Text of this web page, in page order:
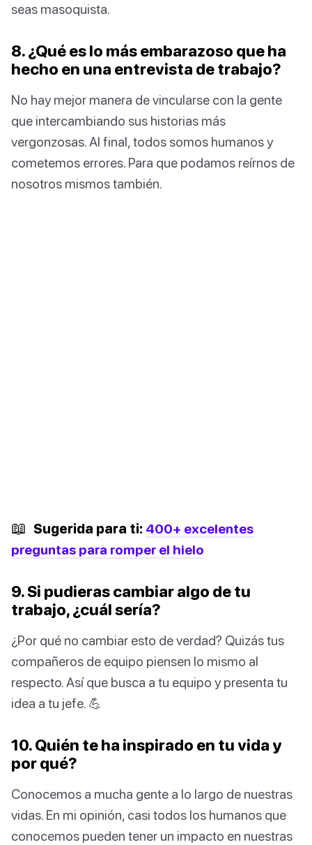
seas masoquista.
8. ¿Qué es lo más embarazoso que ha
hecho en una entrevista de trabajo?
No hay mejor manera de vincularse con la gente
que intercambiando sus historias más
vergonzosas. Al final, todos somos humanos y
cometemos errores. Para que podamos reírnos de
nosotros mismos también.
📖 Sugerida para ti: 400+ excelentes
preguntas para romper el hielo
9. Si pudieras cambiar algo de tu
trabajo, ¿cuál sería?
¿Por qué no cambiar esto de verdad? Quizás tus
compañeros de equipo piensen lo mismo al
respecto. Así que busca a tu equipo y presenta tu
idea a tu jefe. 💪
10. Quién te ha inspirado en tu vida y
por qué?
Conocemos a mucha gente a lo largo de nuestras
vidas. En mi opinión, casi todos los humanos que
conocemos pueden tener un impacto en nuestras